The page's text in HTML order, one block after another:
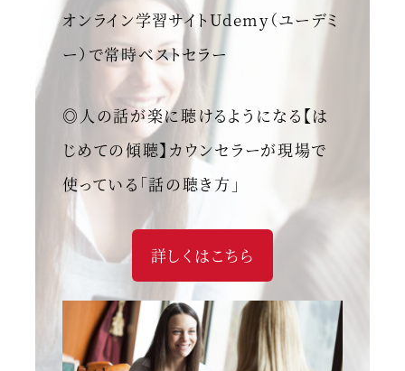
オンライン学習サイトUdemy（ユーデミ
ー）で常時ベストセラー
◎人の話が楽に聴けるようになる【は
じめての傾聴】カウンセラーが現場で
使っている「話の聴き方」
詳しくはこちら